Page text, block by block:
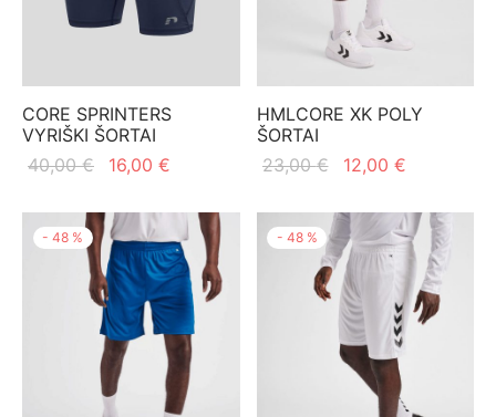
CORE SPRINTERS
VYRIŠKI ŠORTAI
40,00€
Original
was:
40,00 €.
16,00 €
16,00 €.
HMLCORE XK POLY
ŠORTAI
23,00€
Original
was:
23,00 €.
12,00 €
12,00 €.
- 48 % - 48 %